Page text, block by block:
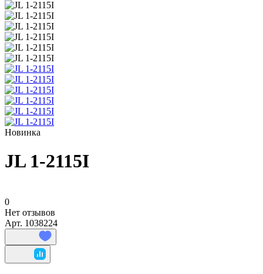
Новинка
JL 1-2115I
0
Нет отзывов
Арт. 1038224